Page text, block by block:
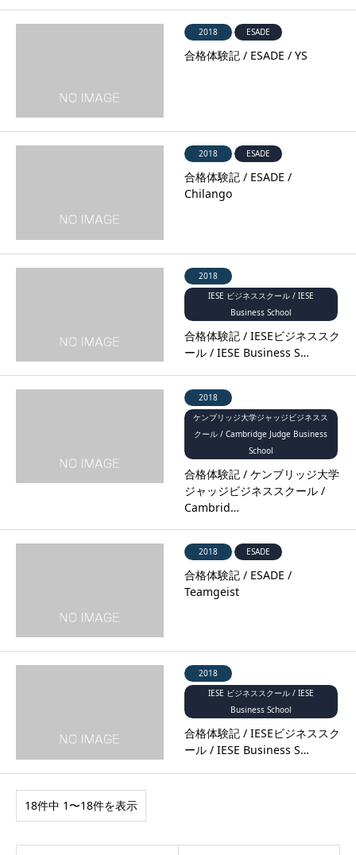
2018 ESADE
合格体験記 / ESADE / YS
2018 ESADE
合格体験記 / ESADE /
Chilango
2018
IESE ビジネススクール / IESE
Business School
合格体験記 / IESEビジネススク
ール / IESE Business S…
2018
ケンブリッジ大学ジャッジビジネスス
クール / Cambridge Judge Business
School
合格体験記 / ケンブリッジ大学
ジャッジビジネススクール /
Cambrid…
2018 ESADE
合格体験記 / ESADE /
Teamgeist
2018
IESE ビジネススクール / IESE
Business School
合格体験記 / IESEビジネススク
ール / IESE Business S…
18件中 1〜18件を表示